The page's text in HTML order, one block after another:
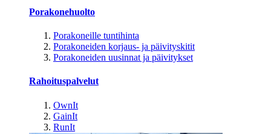
Porakonehuolto
Porakoneille tuntihinta
Porakoneiden korjaus- ja päivityskitit
Porakoneiden uusinnat ja päivitykset
Rahoituspalvelut
OwnIt
GainIt
RunIt